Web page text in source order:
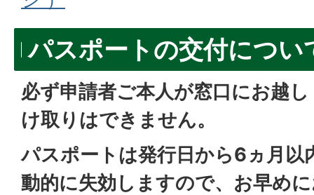
パスポートの交付につい
必ず申請者ご本人が窓口にお越
け取りはできません。
パスポートは発行日から6ヵ月以
動的に失効しますので、お早め